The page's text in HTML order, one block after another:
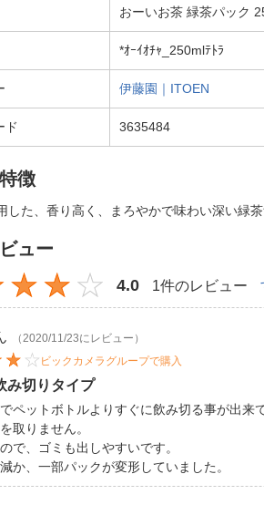
おーいお茶 緑茶パック
*ｵｰｲｵﾁｬ_250mlﾃﾄﾗ
伊藤園｜ITOEN
ド 3635484
徴
した、香り高く、まろやかで味わい深い緑
ュー
4.0 1件のレビュー
（2020/11/23にレビュー）
ビックカメラグループで購入
み切りタイプ
ペットボトルよりすぐに飲み切る事が出来
取りません。
で、ゴミも出しやすいです。
か、一部パックが変形していました。